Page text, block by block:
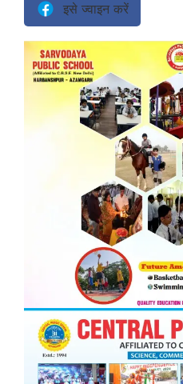
इसे ज्वाइन करें